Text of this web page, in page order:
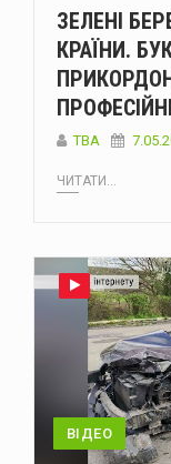
ЗЕЛЕНІ
КРАЇНИ.
TBA
ЧИТАТИ...
ВІДЕО